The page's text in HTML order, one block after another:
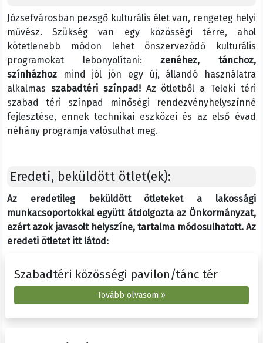
Józsefvárosban pezsgő kulturális élet van, rengeteg helyi
művész. Szükség van egy közösségi térre, ahol
kötetlenebb módon lehet önszerveződő kulturális
programokat lebonyolítani:zenéhez, tánchoz,
színházhoz mind jól jön egy új, állandó használatra
alkalmas szabadtéri színpad!Az ötletből a Teleki téri
szabad téri színpad minőségi rendezvényhelyszínné
fejlesztése, ennek technikai eszközei és az első évad
néhány programja valósulhat meg.
Eredeti, beküldött ötlet(ek):
Az eredetileg beküldött ötleteket a lakossági
munkacsoportokkal együtt átdolgozta az Önkormányzat,
ezért azok javasolt helyszíne, tartalma módosulhatott. Az
eredeti ötletet itt látod:
Szabadtéri közösségi pavilon/tánc tér
Tovább olvasom »